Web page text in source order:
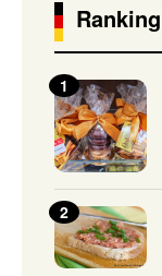
Ranking